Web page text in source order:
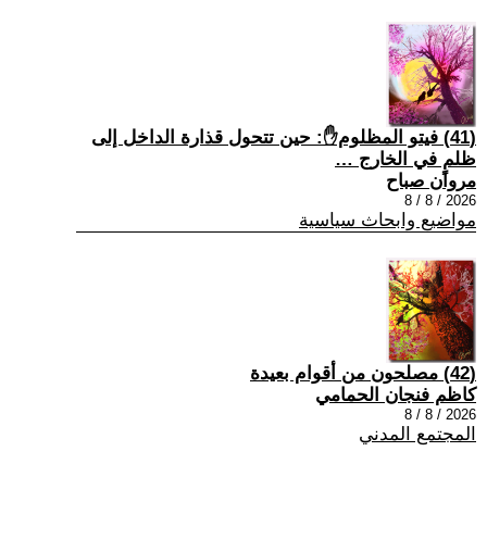
(41) فيتو المظلوم✋: حين تتحول قذارة الداخل إلى
ظلمٍ في الخارج …
مروان صباح
2026 / 8 / 8
مواضيع وابحاث سياسية
(42) مصلحون من أقوام بعيدة
كاظم فنجان الحمامي
2026 / 8 / 8
المجتمع المدني